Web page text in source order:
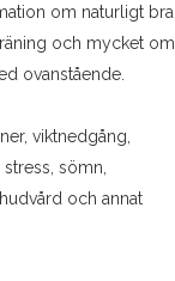
om naturligt bra
och mycket om
ovanstående.
viktnedgång,
sömn,
och annat